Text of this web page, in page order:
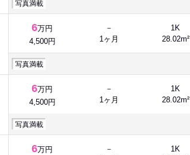
写真満載
6万円
4,500円
－
1ヶ月
1K
28.02m²
写真満載
6万円
4,500円
－
1ヶ月
1K
28.02m²
写真満載
6万円
－
1K